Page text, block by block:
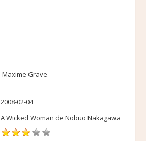
Maxime Grave
2008-02-04
A Wicked Woman de Nobuo Nakagawa